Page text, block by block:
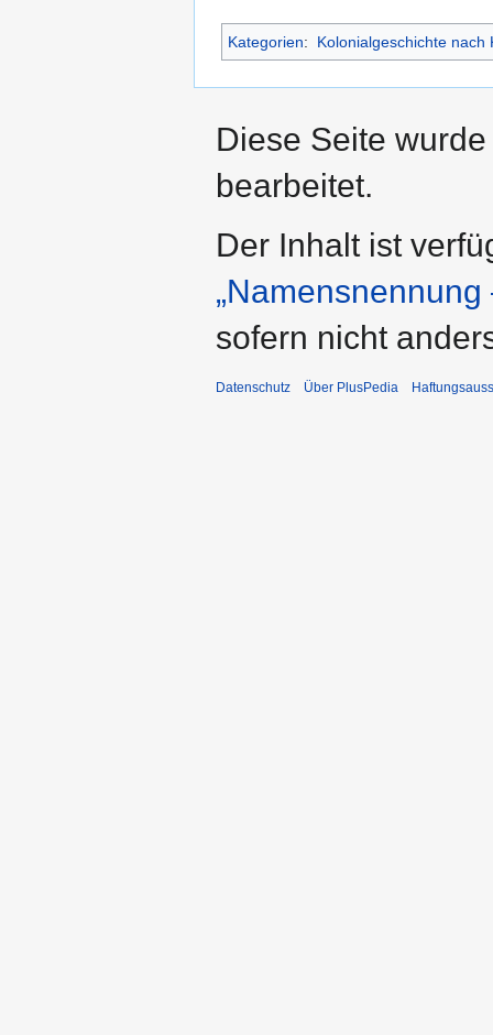
Kategorien: Kolonialgeschichte nach
Diese Seite
bearbeitet.
Der Inhalt ist
sofern nicht
Datenschutz Über PlusPedia